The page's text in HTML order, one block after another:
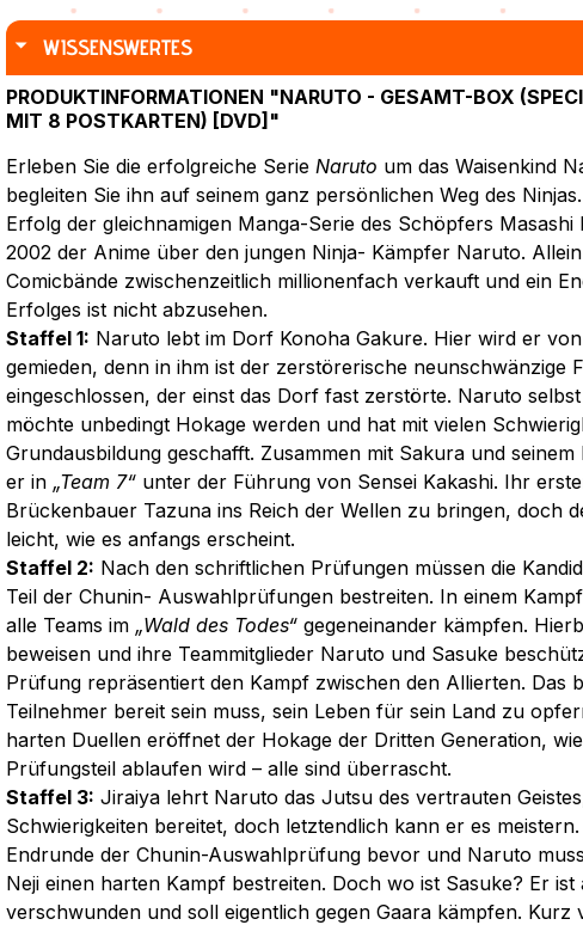
WISSENSWERTES
PRODUKTINFORMATIONEN "NARUTO - GESAMT-BOX
MIT 8 POSTKARTEN) [DVD]"
Erleben Sie die erfolgreiche Serie Naruto um das Waisenkind
begleiten Sie ihn auf seinem ganz persönlichen Weg des
Erfolg der gleichnamigen Manga-Serie des Schöpfers Masashi
2002 der Anime über den jungen Ninja- Kämpfer Naruto.
Comicbände zwischenzeitlich millionenfach verkauft und ein
Erfolges ist nicht abzusehen.
Staffel 1: Naruto lebt im Dorf Konoha Gakure. Hier wird er
gemieden, denn in ihm ist der zerstörerische neunschwänzige
eingeschlossen, der einst das Dorf fast zerstörte. Naruto
möchte unbedingt Hokage werden und hat mit vielen
Grundausbildung geschafft. Zusammen mit Sakura und
er in „Team 7“ unter der Führung von Sensei Kakashi. Ihr
Brückenbauer Tazuna ins Reich der Wellen zu bringen, doch
leicht, wie es anfangs erscheint.
Staffel 2: Nach den schriftlichen Prüfungen müssen die
Teil der Chunin- Auswahlprüfungen bestreiten. In einem
alle Teams im „Wald des Todes“ gegeneinander kämpfen.
beweisen und ihre Teammitglieder Naruto und Sasuke
Prüfung repräsentiert den Kampf zwischen den Allierten. Das
Teilnehmer bereit sein muss, sein Leben für sein Land zu
harten Duellen eröffnet der Hokage der Dritten Generation,
Prüfungsteil ablaufen wird – alle sind überrascht.
Staffel 3: Jiraiya lehrt Naruto das Jutsu des vertrauten
Schwierigkeiten bereitet, doch letztendlich kann er es
Endrunde der Chunin-Auswahlprüfung bevor und Naruto
Neji einen harten Kampf bestreiten. Doch wo ist Sasuke? Er
verschwunden und soll eigentlich gegen Gaara kämpfen. Kurz